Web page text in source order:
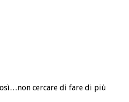
cercare di fare di più